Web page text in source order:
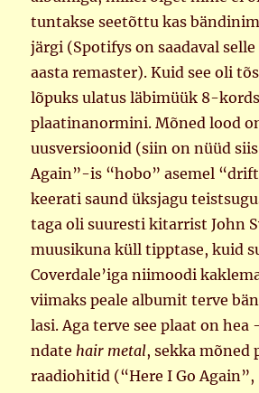
tuntakse seetõttu kas
järgi (Spotifys on saadaval selle
aasta remaster). Kuid see oli
lõpuks ulatus läbimüük 8-
plaatinanormini. Mõned lood
uusversioonid (siin on nüüd siis
Again”-is “hobo” asemel
keerati saund üksjagu
taga oli suuresti kitarrist John
muusikuna küll tipptase, kuid
Coverdale’iga niimoodi
viimaks peale albumit terve
lasi. Aga terve see plaat on
ndate hair metal, sekka mõned
raadiohitid (“Here I Go Again”,